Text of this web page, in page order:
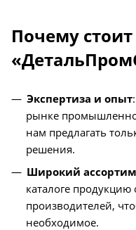
Почему
Экспертиза и опыт
рынке
нам предлагать
решения.
Широкий
каталоге
производителей,
необходимое.